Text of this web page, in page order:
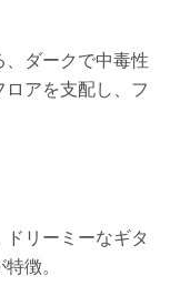
、ダークで中毒性
アを支配し、フ
リーミーなギタ
徴。